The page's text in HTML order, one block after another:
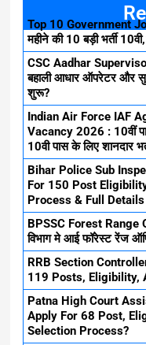
Top 10 Government
महीने की 10 बड़ी भर्ती
CSC Aadhar
बहाली आधार ऑपरेटर और
शुरू?
Indian Air Force IAF
Vacancy 2026 : 10वीं
10वी पास के लिए शानदार
Bihar Police Sub
For 150 Post
Process & Full
BPSSC Forest Range
विभाग मे आई फॉरेस्ट रेंज
RRB Section
119 Posts, Eligibility,
Patna High Court
Apply For 68 Post,
Selection Process?